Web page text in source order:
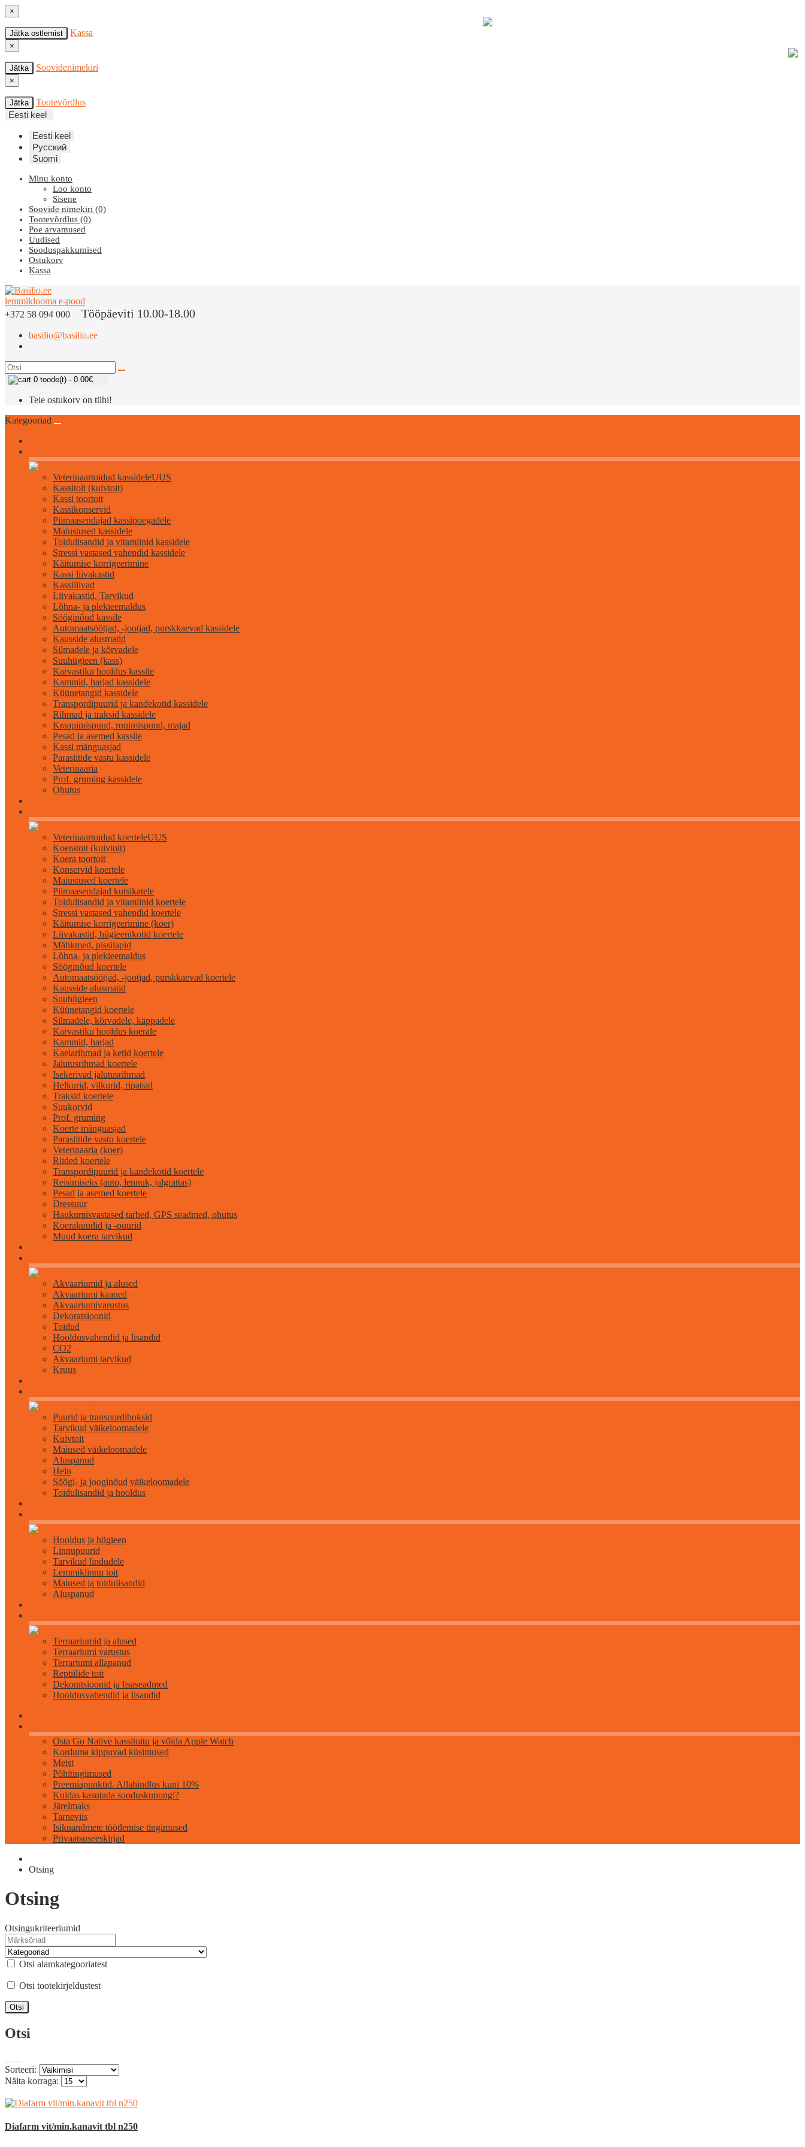
×
Jätka ostlemist Kassa
×
Jätka Soovidenimekiri
×
Jätka
Tootevõrdlus
Eesti keel
Eesti keel
Русский
Suomi
Minu konto
Loo konto
Sisene
Soovide nimekiri (0)
Tootevõrdlus (0)
Poe arvamused
Uudised
Sooduspakkumised
Ostukorv
Kassa
+372 58 094 000 Tööpäeviti 10.00-18.00
basilio@basilio.ee
0 toode(t) - 0.00€
Teie ostukorv on tühi!
Kategooriad
Veterinaartoidud kassideleUUS
Kassitoit (kuivtoit)
Kassi toortoit
Kassikonservid
Piimaasendajad kassipoegadele
Maiustused kassidele
Toidulisandid ja vitamiinid kassidele
Stressi vastased vahendid kassidele
Käitumise korrigeerimine
Kassi liivakastid
Kassiliivad
Liivakastid. Tarvikud
Lõhna- ja plekieemaldus
Sööginõud kassile
Automaatsöötjad, -jootjad, purskkaevad kassidele
Kausside alusmatid
Silmadele ja kõrvadele
Suuhügieen (kass)
Karvastiku hooldus kassile
Kammid, harjad kassidele
Küünetangid kassidele
Transpordipuurid ja kandekotid kassidele
Rihmad ja traksid kassidele
Kraapimispuud, ronimispuud, majad
Pesad ja asemed kassile
Kassi mänguasjad
Parasiitide vastu kassidele
Veterinaaria
Prof. gruming kassidele
Ohutus
Veterinaartoidud koerteleUUS
Koeratoit (kuivtoit)
Koera toortoit
Konservid koertele
Maiustused koertele
Piimaasendajad kutsikatele
Toidulisandid ja vitamiinid koertele
Stressi vastased vahendid koertele
Käitumise korrigeerimine (koer)
Liivakastid, hügieenikotid koertele
Mähkmed, pissilapid
Lõhna- ja plekieemaldus
Sööginõud koertele
Automaatsöötjad, -jootjad, purskkaevad koertele
Kausside alusmatid
Suuhügieen
Küünetangid koertele
Silmadele, kõrvadele, käppadele
Karvastiku hooldus koerale
Kammid, harjad
Kaelarihmad ja ketid koertele
Jalutusrihmad koertele
Isekerivad jalutusrihmad
Helkurid, vilkurid, ripatsid
Traksid koertele
Suukorvid
Prof. gruming
Koerte mänguasjad
Parasiitide vastu koertele
Veterinaaria (koer)
Riided koertele
Transpordipuurid ja kandekotid koertele
Reisimiseks (auto, lennuk, jalgrattas)
Pesad ja asemed koertele
Dressuur
Haukumisvastased tarbed, GPS seadmed, ohutus
Koerakuudid ja -puurid
Muud koera tarvikud
Akvaariumid ja alused
Akvaariumi kaaned
Akvaariumivarustus
Dekoratsioonid
Toidud
Hooldusvahendid ja lisandid
CO2
Akvaariumi tarvikud
Kruus
Puurid ja transpordiboksid
Tarvikud väikeloomadele
Kuivtoit
Maiused väikeloomadele
Aluspanud
Hein
Sõõgi- ja jooginõud väikeloomadele
Toidulisandid ja hooldus
Hooldus ja hügieen
Linnupuurid
Tarvikud lindudele
Lemmiklinnu toit
Maiused ja toidulisandid
Aluspanud
Terraariumid ja alused
Terraariumi varustus
Terrariumi allapanud
Reptiilide toit
Dekoratsioonid ja lisaseadmed
Hooldusvahendid ja lisandid
Osta Go Native kassitoitu ja võida Apple Watch
Korduma kippuvad küsimused
Meist
Põhitingimused
Preemiapunktid. Allahindlus kuni 10%
Kuidas kasutada sooduskupongi?
Järelmaks
Tarneviis
Isikuandmete töötlemise tingimused
Privaatsuseeskirjad
Otsing
Otsing
Otsingukriteeriumid
Otsi alamkategooriatest
Otsi tootekirjeldustest
Otsi
Sorteeri:
Näita korraga:
Diafarm vit/min.kanavit tbl n250